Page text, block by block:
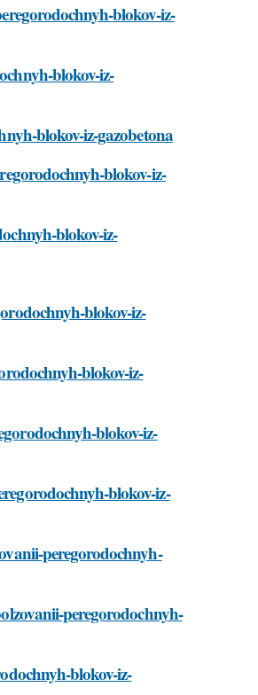
blokov-iz-
blokov-iz-
blokov-iz-gazobetona
blokov-iz-
blokov-iz-
blokov-iz-
blokov-iz-
blokov-iz-
blokov-iz-
peregorodochnyh-
peregorodochnyh-
blokov-iz-